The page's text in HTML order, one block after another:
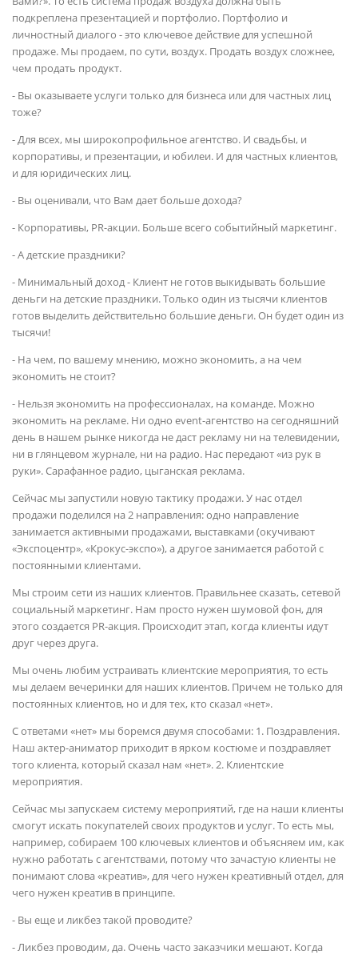
подкреплена презентацией и портфолио. Портфолио и
личностный диалого - это ключевое действие для успешной
продаже. Мы продаем, по сути, воздух. Продать воздух сложнее,
чем продать продукт.
- Вы оказываете услуги только для бизнеса или для частных лиц
тоже?
- Для всех, мы широкопрофильное агентство. И свадьбы, и
корпоративы, и презентации, и юбилеи. И для частных клиентов,
и для юридических лиц.
- Вы оценивали, что Вам дает больше дохода?
- Корпоративы, PR-акции. Больше всего событийный маркетинг.
- А детские праздники?
- Минимальный доход - Клиент не готов выкидывать большие
деньги на детские праздники. Только один из тысячи клиентов
готов выделить действительно большие деньги. Он будет один из
тысячи!
- На чем, по вашему мнению, можно экономить, а на чем
экономить не стоит?
- Нельзя экономить на профессионалах, на команде. Можно
экономить на рекламе. Ни одно event-агентство на сегодняшний
день в нашем рынке никогда не даст рекламу ни на телевидении,
ни в глянцевом журнале, ни на радио. Нас передают «из рук в
руки». Сарафанное радио, цыганская реклама.
Сейчас мы запустили новую тактику продажи. У нас отдел
продажи поделился на 2 направления: одно направление
занимается активными продажами, выставками (окучивают
«Экспоцентр», «Крокус-экспо»), а другое занимается работой с
постоянными клиентами.
Мы строим сети из наших клиентов. Правильнее сказать, сетевой
социальный маркетинг. Нам просто нужен шумовой фон, для
этого создается PR-акция. Происходит этап, когда клиенты идут
друг через друга.
Мы очень любим устраивать клиентские мероприятия, то есть
мы делаем вечеринки для наших клиентов. Причем не только для
постоянных клиентов, но и для тех, кто сказал «нет».
С ответами «нет» мы боремся двумя способами: 1. Поздравления.
Наш актер-аниматор приходит в ярком костюме и поздравляет
того клиента, который сказал нам «нет». 2. Клиентские
мероприятия.
Сейчас мы запускаем систему мероприятий, где на наши клиенты
смогут искать покупателей своих продуктов и услуг. То есть мы,
например, собираем 100 ключевых клиентов и объясняем им, как
нужно работать с агентствами, потому что зачастую клиенты не
понимают слова «креатив», для чего нужен креативный отдел, для
чего нужен креатив в принципе.
- Вы еще и ликбез такой проводите?
- Ликбез проводим, да. Очень часто заказчики мешают. Когда